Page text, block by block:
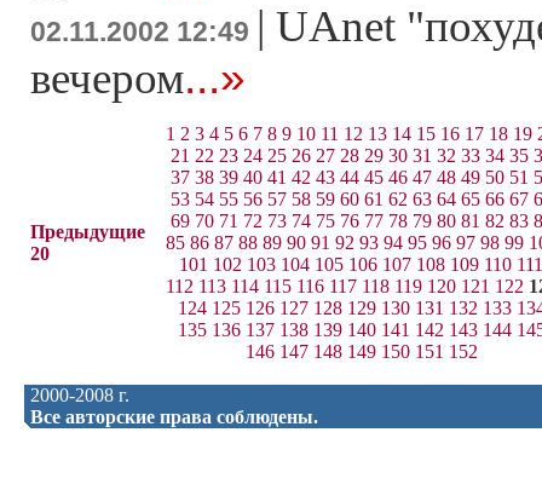
02.11.2002 12:49 | UAnet
вечером...»
Предыдущие
20
1 2 3 4 5 6 7 8 9 10 11 12 13 14 15 16 17 18 19
21 22 23 24 25 26 27 28 29 30 31 32 33 34 35
37 38 39 40 41 42 43 44 45 46 47 48 49 50 51
53 54 55 56 57 58 59 60 61 62 63 64 65 66 67
69 70 71 72 73 74 75 76 77 78 79 80 81 82 83
85 86 87 88 89 90 91 92 93 94 95 96 97 98 99
101 102 103 104 105 106 107 108 109 110 111
112 113 114 115 116 117 118 119 120 121 122
124 125 126 127 128 129 130 131 132 133
135 136 137 138 139 140 141 142 143 144
146 147 148 149 150 151 152
2000-2008 г.
Все авторские права соблюдены.